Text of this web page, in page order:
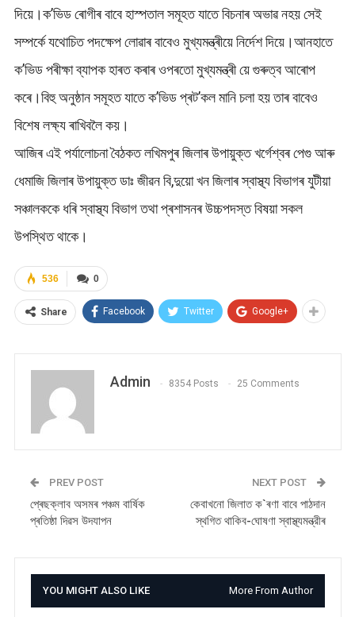
দিয়ে।ক’ভিড ৰোগীৰ বাবে হাস্পতাল সমূহত যাতে বিচনাৰ অভাৱ নহয় সেই
সম্পৰ্কে যথোচিত পদক্ষেপ লোৱাৰ বাবেও মুখ্যমন্ত্ৰীয়ে নিৰ্দেশ দিয়ে।আনহাতে
ক’ভিড পৰীক্ষা ব্যাপক হাৰত কৰাৰ ওপৰতো মুখ্যমন্ত্ৰী য়ে গুৰুত্ব আৰোপ
কৰে।বিহু অনুষ্ঠান সমূহত যাতে ক’ভিড প্ৰট’কল মানি চলা হয় তাৰ বাবেও
বিশেষ লক্ষ্য ৰাখিবলৈ কয়।
আজিৰ এই পৰ্যালোচনা বৈঠকত লখিমপুৰ জিলাৰ উপায়ুক্ত খৰ্গেশ্বৰ পেগু আৰু
ধেমাজি জিলাৰ উপায়ুক্ত ডাঃ জীৱন বি,দুয়ো খন জিলাৰ স্বাস্থ্য বিভাগৰ যুটীয়া
সঞ্চালককে ধৰি স্বাস্থ্য বিভাগ তথা প্ৰশাসনৰ উচ্চপদস্ত বিষয়া সকল
উপস্থিত থাকে।
0
536
Share Facebook Twitter Google+
Admin 8354 Posts 25 Comments
PREV POST
প্ৰেছক্লাব অসমৰ পঞ্চম বাৰ্ষিক
প্ৰতিষ্ঠা দিৱস উদযাপন
NEXT POST
কেবাখনো জিলাত ক`ৰণা বাবে পাঠদান
স্থগিত থাকিব-ঘোষণা স্বাস্থ্যমন্ত্রীৰ
YOU MIGHT ALSO LIKE More From Author